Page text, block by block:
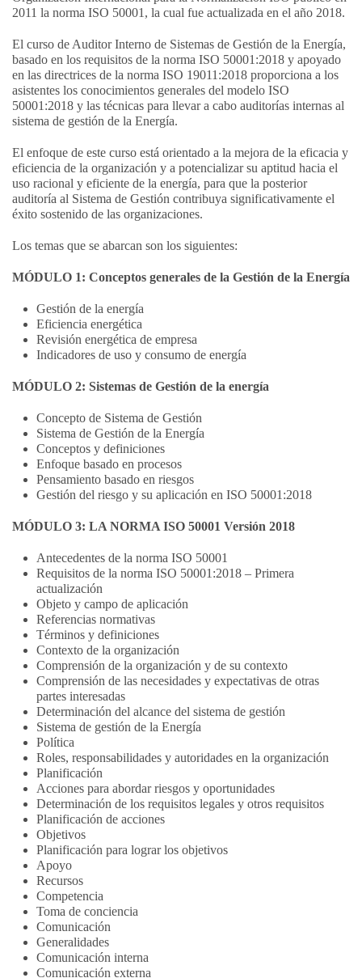
2011 la norma ISO 50001, la cual fue actualizada en el año 2018.
El curso de Auditor Interno de Sistemas de Gestión de la Energía,
basado en los requisitos de la norma ISO 50001:2018 y apoyado
en las directrices de la norma ISO 19011:2018 proporciona a los
asistentes los conocimientos generales del modelo ISO
50001:2018 y las técnicas para llevar a cabo auditorías internas al
sistema de gestión de la Energía.
El enfoque de este curso está orientado a la mejora de la eficacia y
eficiencia de la organización y a potencializar su aptitud hacia el
uso racional y eficiente de la energía, para que la posterior
auditoría al Sistema de Gestión contribuya significativamente el
éxito sostenido de las organizaciones.
Los temas que se abarcan son los siguientes:
MÓDULO 1: Conceptos generales de la Gestión de la Energía
Gestión de la energía
Eficiencia energética
Revisión energética de empresa
Indicadores de uso y consumo de energía
MÓDULO 2: Sistemas de Gestión de la energía
Concepto de Sistema de Gestión
Sistema de Gestión de la Energía
Conceptos y definiciones
Enfoque basado en procesos
Pensamiento basado en riesgos
Gestión del riesgo y su aplicación en ISO 50001:2018
MÓDULO 3: LA NORMA ISO 50001 Versión 2018
Antecedentes de la norma ISO 50001
Requisitos de la norma ISO 50001:2018 – Primera
actualización
Objeto y campo de aplicación
Referencias normativas
Términos y definiciones
Contexto de la organización
Comprensión de la organización y de su contexto
Comprensión de las necesidades y expectativas de otras
partes interesadas
Determinación del alcance del sistema de gestión
Sistema de gestión de la Energía
Política
Roles, responsabilidades y autoridades en la organización
Planificación
Acciones para abordar riesgos y oportunidades
Determinación de los requisitos legales y otros requisitos
Planificación de acciones
Objetivos
Planificación para lograr los objetivos
Apoyo
Recursos
Competencia
Toma de conciencia
Comunicación
Generalidades
Comunicación interna
Comunicación externa